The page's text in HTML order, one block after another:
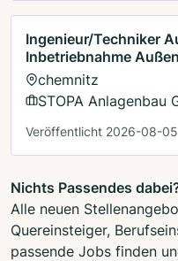
Ingenieur/Techniker
Inbetriebnahme
chemnitz
STOPA Anlagenbau
Veröffentlicht 2026-08-05
Nichts Passendes
Alle neuen
Quereinsteiger,
passende Jobs finden